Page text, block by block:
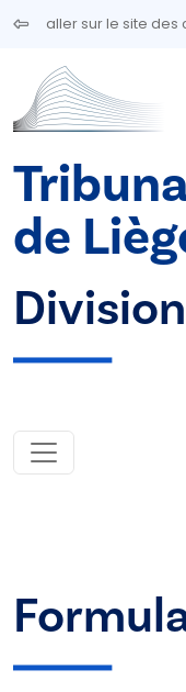
Aller au contenu
aller sur le site des
de